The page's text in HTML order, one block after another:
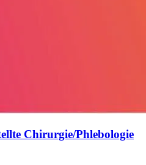
Chirurgie/Phlebologie